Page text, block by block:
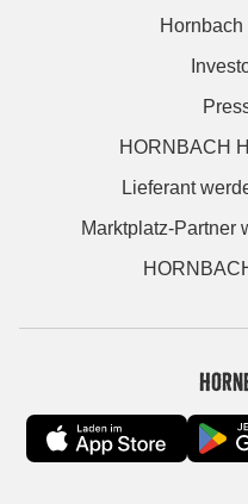
HORNBACH
Lieferant
Marktplatz-Partner